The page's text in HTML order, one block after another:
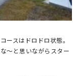
ースはドロドロ状態。
～と思いながらスター